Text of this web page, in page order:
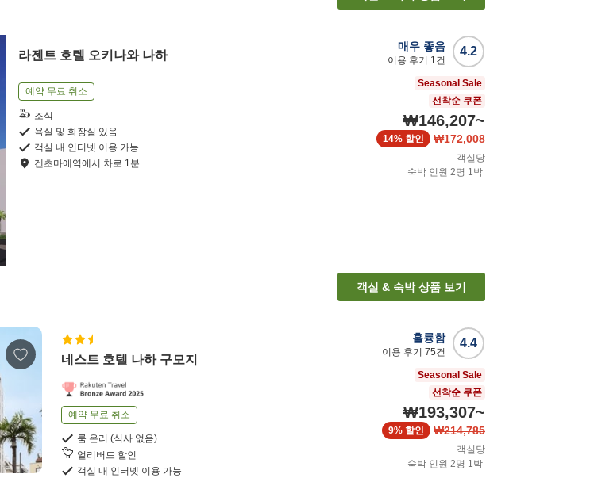
라젠트 호텔 오키나와 나하
예약 무료 취소
조식
욕실 및 화장실 있음
객실 내 인터넷 이용 가능
겐초마에역에서 차로 1분
4.2
매우 좋음
이용 후기 1건
Seasonal Sale
선착순 쿠폰
₩146,207~
₩172,008
14% 할인
객실당
숙박 인원 2명 1박
객실 & 숙박 상품 보기
네스트 호텔 나하 구모지
예약 무료 취소
룸 온리 (식사 없음)
얼리버드 할인
객실 내 인터넷 이용 가능
4.4
훌륭함
이용 후기 75건
Seasonal Sale
선착순 쿠폰
₩193,307~
₩214,785
9% 할인
객실당
숙박 인원 2명 1박